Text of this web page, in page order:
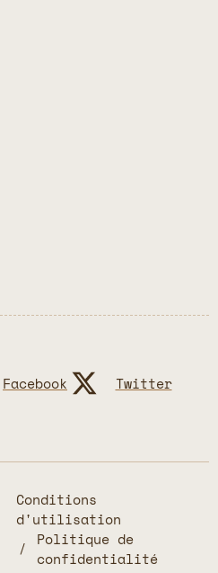
Facebook Twitter
Conditions
d'utilisation
Politique de
confidentialité